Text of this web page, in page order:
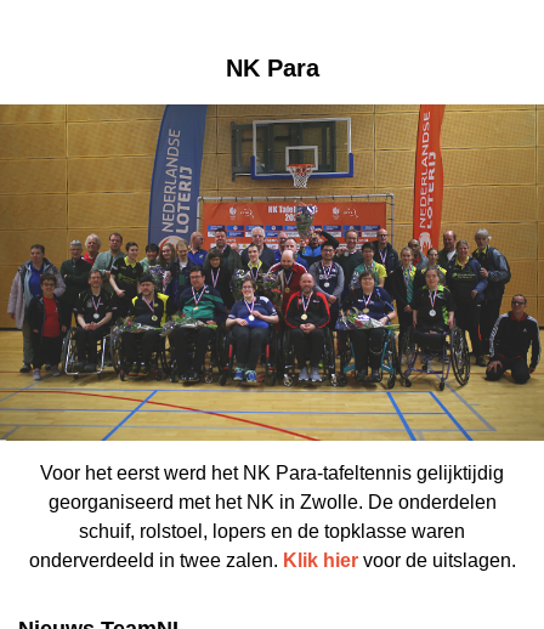
NK Para
Voor het eerst werd het NK Para-tafeltennis gelijktijdig
georganiseerd met het NK in Zwolle. De onderdelen
schuif, rolstoel, lopers en de topklasse waren
onderverdeeld in twee zalen. Klik hiervoor de uitslagen.